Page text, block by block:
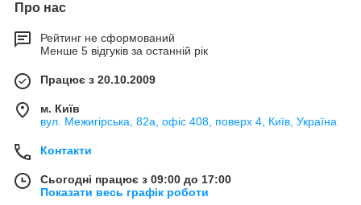
Про нас
Рейтинг не сформований
Менше 5 відгуків за останній рік
Працює з 20.10.2009
м. Київ
вул. Межигірська, 82а, офіс 408, поверх 4, Київ, Україна
Контакти
Сьогодні працює з 09:00 до 17:00
Показати весь графік роботи